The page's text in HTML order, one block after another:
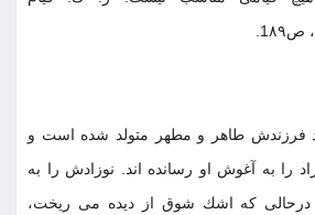
فرزندش طاهر و مطهر متولد شده است و
را به آغوش او رسانده اند. نوزادش را به
كه اشك شوق از ديده مى ريخت،